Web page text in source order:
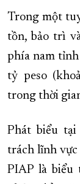
Trong một
tồn, bảo trì
phía nam
tỷ peso
trong thời
Phát biểu
trách lĩnh vực
PIAP là biểu